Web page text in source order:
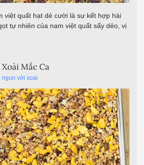
việt quất hạt dẻ cười là sự kết hợp hài
tự nhiên của nam việt quất sấy dẻo, vị
Mắc Ca
ngon với xoài